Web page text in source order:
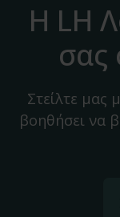
Η LH
σας
Στείλτε μας
βοηθήσει να